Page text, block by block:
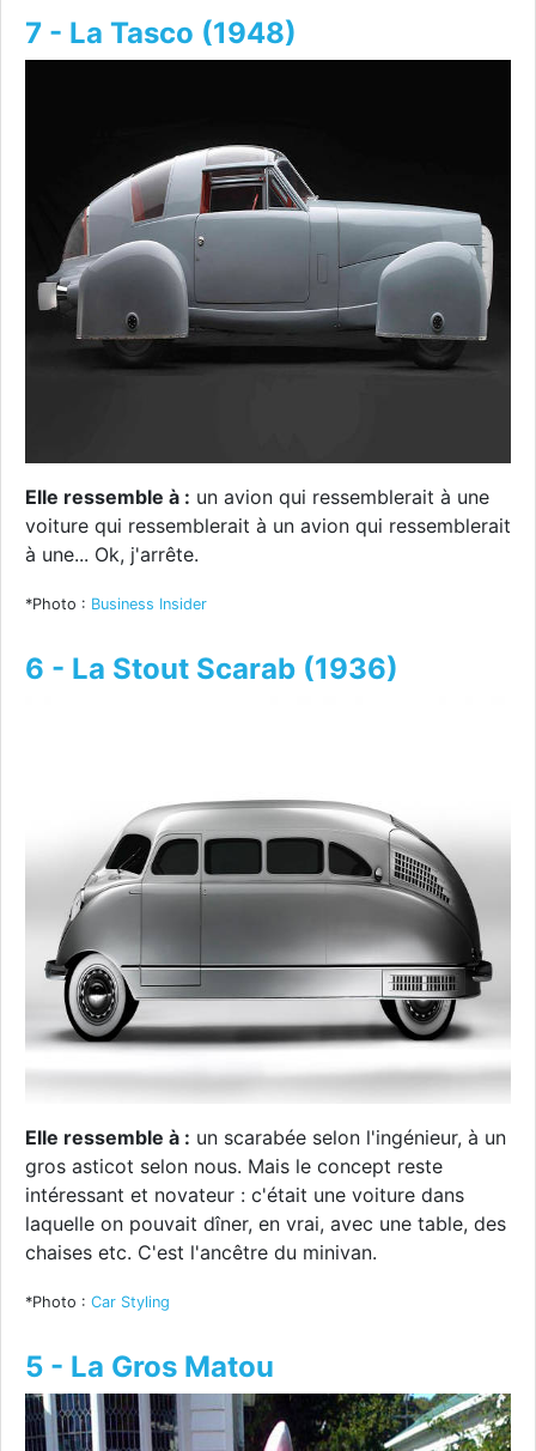
7 - La Tasco (1948)
Elle ressemble à : un avion qui ressemblerait à une
voiture qui ressemblerait à un avion qui ressemblerait
à une... Ok, j'arrête.
*Photo : Business Insider
6 - La Stout Scarab (1936)
Elle ressemble à : un scarabée selon l'ingénieur, à un
gros asticot selon nous. Mais le concept reste
intéressant et novateur : c'était une voiture dans
laquelle on pouvait dîner, en vrai, avec une table, des
chaises etc. C'est l'ancêtre du minivan.
*Photo : Car Styling
5 - La Gros Matou